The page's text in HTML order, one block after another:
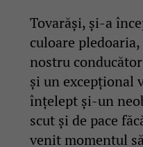
Tovarăși, și-a
culoare
nostru
și un excepțional
înțelept și-un
scut și de pace
venit momentul